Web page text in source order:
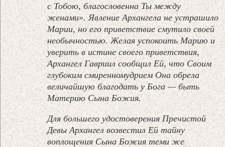
с Тобою, благословенна Ты между
женами». Явление Архангела не устрашило
Марии, но его приветствие смутило своей
необычностью. Желая успокоить Марию и
уверить в истине своего приветствия,
Архангел Гавриил сообщил Ей, что Своим
глубоким смиренномудрием Она обрела
величайшую благодать у Бога — быть
Материю Сына Божия.
Для большего удостоверения Пречистой
Девы Архангел возвестил Ей тайну
воплощения Сына Божия теми же